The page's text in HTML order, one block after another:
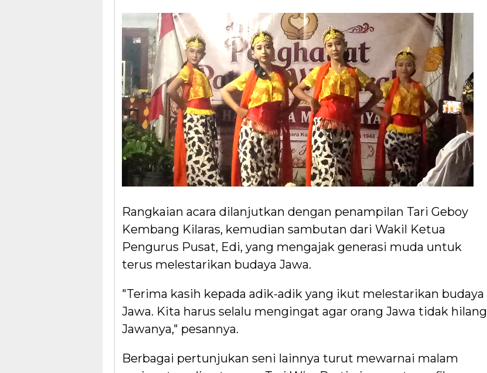
Rangkaian acara dilanjutkan dengan penampilan Tari Geboy
Kembang Kilaras, kemudian sambutan dari Wakil Ketua
Pengurus Pusat, Edi, yang mengajak generasi muda untuk
terus melestarikan budaya Jawa.
"Terima kasih kepada adik-adik yang ikut melestarikan budaya
Jawa. Kita harus selalu mengingat agar orang Jawa tidak hilang
Jawanya," pesannya.
Berbagai pertunjukan seni lainnya turut mewarnai malam